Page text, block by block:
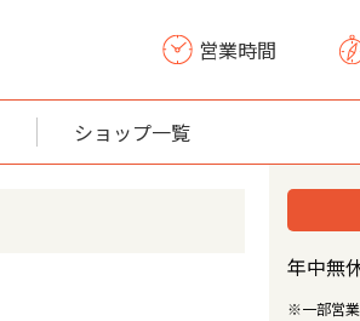
営業時間
ショップ一覧
年中無
※一部営業